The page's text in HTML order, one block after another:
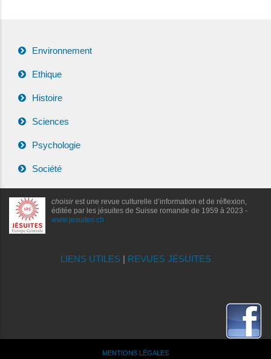
Environnement
Ethique
Histoire
Sciences
Psychologie
Société
choisirest une revue culturelle d’information et de réflexion,
éditée par les jésuites de Suisse romande de 1959 à 2023 -
www.jesuites.ch
LIENS UTILES| REVUES JÉSUITES
MENTIONS LÉGALES